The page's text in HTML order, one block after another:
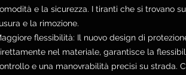
e la sicurezza. I tiranti che si trovano
e la rimozione.
flessibilità: Il nuovo design di
nel materiale, garantisce la
e una manovrabilità precisi su strada.